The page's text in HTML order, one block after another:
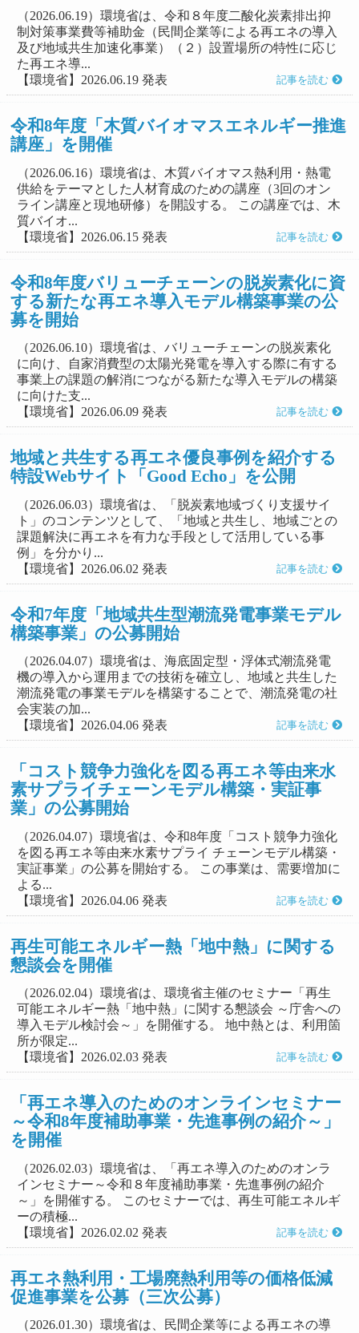
（2026.06.19）環境省は、令和８年度二酸化炭素排出抑
制対策事業費等補助金（民間企業等による再エネの導入
及び地域共生加速化事業）（２）設置場所の特性に応じ
た再エネ導...
【環境省】2026.06.19 発表
記事を読む
令和8年度「木質バイオマスエネルギー推進
講座」を開催
（2026.06.16）環境省は、木質バイオマス熱利用・熱電
供給をテーマとした人材育成のための講座（3回のオン
ライン講座と現地研修）を開設する。 この講座では、木
質バイオ...
【環境省】2026.06.15 発表
記事を読む
令和8年度バリューチェーンの脱炭素化に資
する新たな再エネ導入モデル構築事業の公
募を開始
（2026.06.10）環境省は、バリューチェーンの脱炭素化
に向け、自家消費型の太陽光発電を導入する際に有する
事業上の課題の解消につながる新たな導入モデルの構築
に向けた支...
【環境省】2026.06.09 発表
記事を読む
地域と共生する再エネ優良事例を紹介する
特設Webサイト「Good Echo」を公開
（2026.06.03）環境省は、「脱炭素地域づくり支援サイ
ト」のコンテンツとして、「地域と共生し、地域ごとの
課題解決に再エネを有力な手段として活用している事
例」を分かり...
【環境省】2026.06.02 発表
記事を読む
令和7年度「地域共生型潮流発電事業モデル
構築事業」の公募開始
（2026.04.07）環境省は、海底固定型・浮体式潮流発電
機の導入から運用までの技術を確立し、地域と共生した
潮流発電の事業モデルを構築することで、潮流発電の社
会実装の加...
【環境省】2026.04.06 発表
記事を読む
「コスト競争力強化を図る再エネ等由来水
素サプライチェーンモデル構築・実証事
業」の公募開始
（2026.04.07）環境省は、令和8年度「コスト競争力強化
を図る再エネ等由来水素サプライ チェーンモデル構築・
実証事業」の公募を開始する。 この事業は、需要増加に
よる...
【環境省】2026.04.06 発表
記事を読む
再生可能エネルギー熱「地中熱」に関する
懇談会を開催
（2026.02.04）環境省は、環境省主催のセミナー「再生
可能エネルギー熱「地中熱」に関する懇談会 ～庁舎への
導入モデル検討会～」を開催する。 地中熱とは、利用箇
所が限定...
【環境省】2026.02.03 発表
記事を読む
「再エネ導入のためのオンラインセミナー
～令和8年度補助事業・先進事例の紹介～」
を開催
（2026.02.03）環境省は、「再エネ導入のためのオンラ
インセミナー～令和８年度補助事業・先進事例の紹介
～」を開催する。 このセミナーでは、再生可能エネルギ
ーの積極...
【環境省】2026.02.02 発表
記事を読む
再エネ熱利用・工場廃熱利用等の価格低減
促進事業を公募（三次公募）
（2026.01.30）環境省は、民間企業等による再エネの導